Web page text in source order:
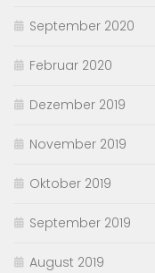
September 2020
Februar 2020
Dezember 2019
November 2019
Oktober 2019
September 2019
August 2019